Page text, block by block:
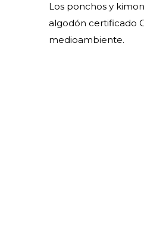
Los ponchos y
algodón certificado
medioambiente.